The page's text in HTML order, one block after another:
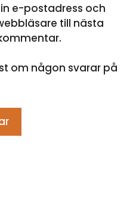
e-postadress och
till nästa
om någon svarar på